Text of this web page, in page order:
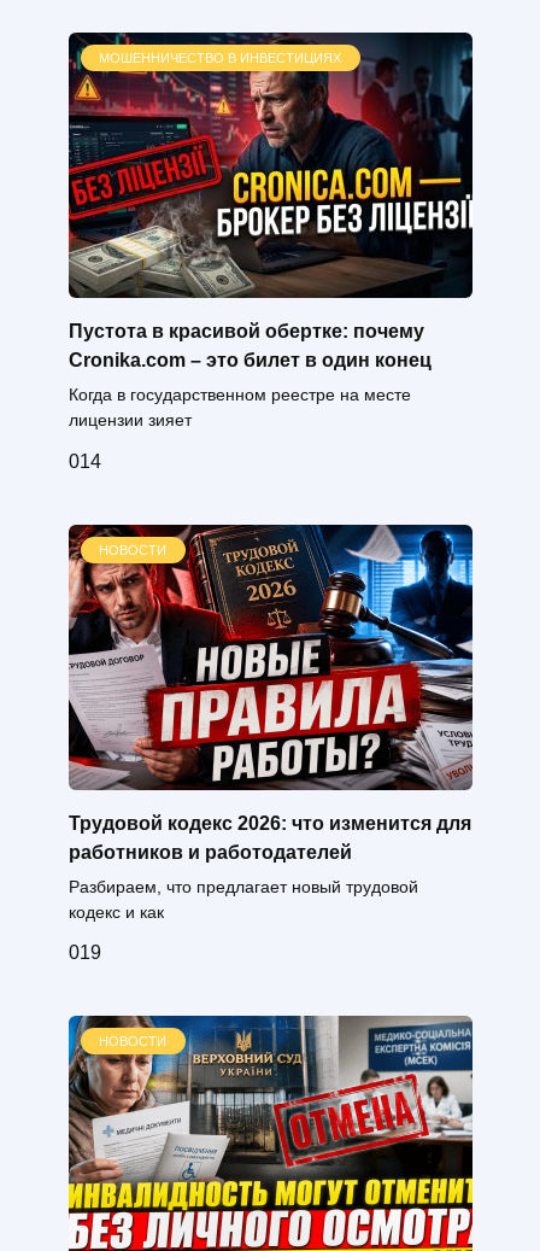
МОШЕННИЧЕСТВО В ИНВЕСТИЦИЯХ
Пустота в красивой обертке: почему
Cronika.com – это билет в один конец
Когда в государственном реестре на месте
лицензии зияет
014
НОВОСТИ
Трудовой кодекс 2026: что изменится для
работников и работодателей
Разбираем, что предлагает новый трудовой
кодекс и как
019
НОВОСТИ